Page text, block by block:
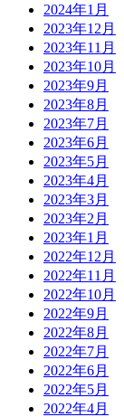
2024年1月
2023年12月
2023年11月
2023年10月
2023年9月
2023年8月
2023年7月
2023年6月
2023年5月
2023年4月
2023年3月
2023年2月
2023年1月
2022年12月
2022年11月
2022年10月
2022年9月
2022年8月
2022年7月
2022年6月
2022年5月
2022年4月